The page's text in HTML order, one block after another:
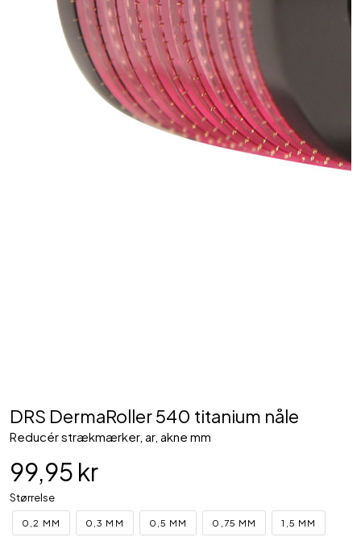
DRS DermaRoller 540 titanium nåle
Reducér strækmærker, ar, akne mm
99,95 kr
Størrelse
0,2 MM 0,3 MM 0,5 MM 0,75 MM 1,5 MM